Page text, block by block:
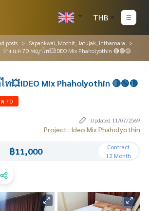
THB
posts
Sapankwai, Mochit, Jatujak, Inthamara
ว่าง ม.ค 70 พญาไท💥IDEO Mix Phaholyothin 🔴🟢🟡
ท💥IDEO Mix Phaholyothin 🔴🟢🟡
ค 70
Updated 11/07/2569
Project : Ideo Mix Phaholyothin
฿11,000
Contract
12 Month